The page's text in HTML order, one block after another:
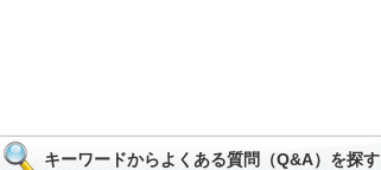
キーワードからよくある質問（Q&A）を探す